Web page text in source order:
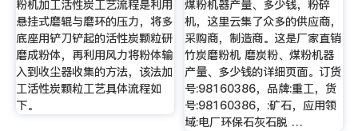
粉机加工活性炭工艺流程是利用
悬挂式磨辊与磨环的压力，将多
底座用铲刀铲起的活性炭颗粒研
磨成粉体，再利用风力将粉体输
入到收尘器收集的方法，该法加
工活性炭颗粒工艺具体流程如
下。
煤粉机器产量、多少钱，粉碎
机，这里云集了众多的供应商，
采购商，制造商。这是厂家直销
竹炭磨粉机 磨炭粉、煤粉机器
产量、多少钱的详细页面。订货
号:98160386，品牌:重工，货
号:98160386，:矿石，应用领
域:电厂环保石灰石脱 …